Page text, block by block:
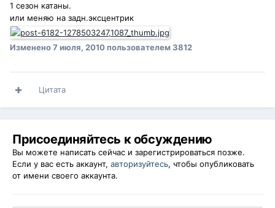
1 сезон катаны.
или меняю на задн.эксцентрик
Изменено7 июля, 2010пользователем 3812
Цитата
Присоединяйтесь к обсуждению
Вы можете написать сейчас и зарегистрироваться позже.
Если у вас есть аккаунт, авторизуйтесь, чтобы опубликовать
от имени своего аккаунта.